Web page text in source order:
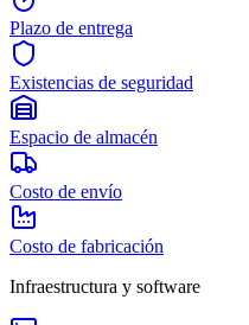
Plazo de entrega
Existencias de seguridad
Espacio de almacén
Costo de envío
Costo de fabricación
Infraestructura y software